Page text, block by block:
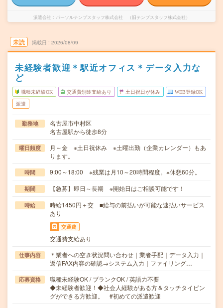
派遣会社 パーソルテンプスタッフ株式会社 （旧テンプスタッフ株式会社）
未読 掲載日 2026/08/09
未経験者歓迎＊駅近オフィス＊データ入力な
ど
職種未経験OK 交通費別途支給あり 土日祝日が休み WEB登録OK
派遣
勤務地
名古屋市中村区
名古屋駅から徒歩8分
曜日頻度
月～金 ※土日祝休み ※土曜出勤（企業カレンダー）もあ
ります。
時間 9:00～18:00 ※残業は月10～20時間程度。※休憩60分。
期間 【急募】即日～長期 ※開始日はご相談可能です！
時給
時給1450円＋交 ■給与の前払いが可能な速払いサービス
あり
交通費
交通費支給あり
仕事内容
＊業者への空き状況問い合わせ｜業者手配｜データ入力｜
返信FAX内容の確認→システム入力｜ファイリング…
応募資格
職種未経験OK / ブランクOK / 英語力不要
◆未経験者歓迎！◆社会人経験がある方＆タッチタイピン
グができる方歓迎。 #初めての派遣歓迎